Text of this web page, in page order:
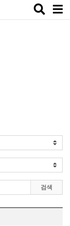
Toggle
검색